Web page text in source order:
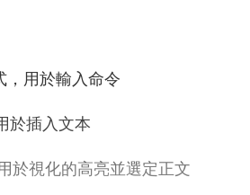
，用於輸入命令
於插入文本
於視化的高亮並選定正文